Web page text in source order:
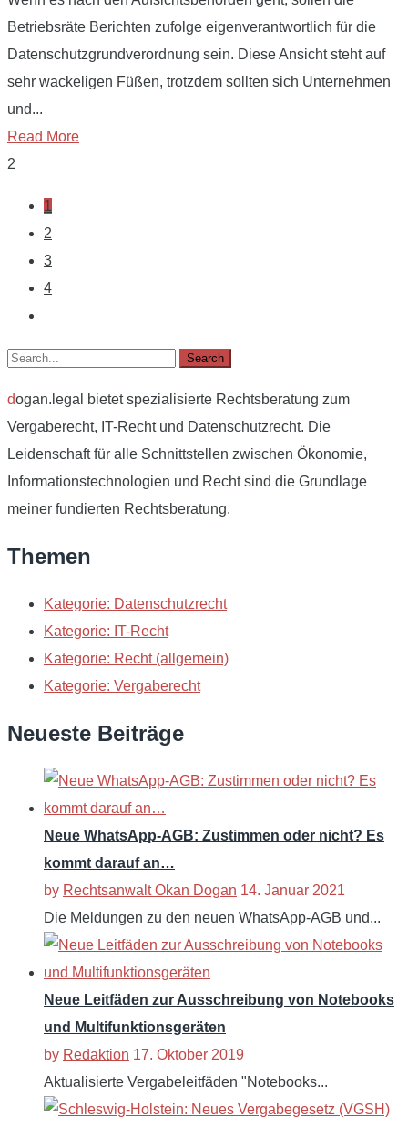
Betriebsräte Berichten zufolge eigenverantwortlich für die
Datenschutzgrundverordnung sein. Diese Ansicht steht auf
sehr wackeligen Füßen, trotzdem sollten sich Unternehmen
und...
Read More
2
1
2
3
4
dogan.legal bietet spezialisierte Rechtsberatung zum
Vergaberecht, IT-Recht und Datenschutzrecht. Die
Leidenschaft für alle Schnittstellen zwischen Ökonomie,
Informationstechnologien und Recht sind die Grundlage
meiner fundierten Rechtsberatung.
Themen
Kategorie: Datenschutzrecht
Kategorie: IT-Recht
Kategorie: Recht (allgemein)
Kategorie: Vergaberecht
Neueste Beiträge
Neue WhatsApp-AGB: Zustimmen oder nicht? Es
kommt darauf an…
by Rechtsanwalt Okan Dogan 14. Januar 2021
Die Meldungen zu den neuen WhatsApp-AGB und...
Neue Leitfäden zur Ausschreibung von Notebooks
und Multifunktionsgeräten
by Redaktion 17. Oktober 2019
Aktualisierte Vergabeleitfäden "Notebooks...